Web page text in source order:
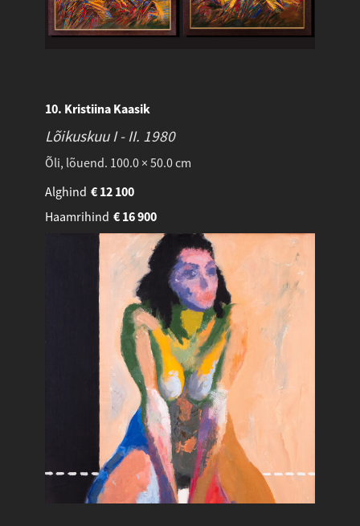
10. Kristiina Kaasik
Lõikuskuu I - II. 1980
Õli, lõuend. 100.0 × 50.0 cm
Alghind
12 100
€
Haamrihind
16 900
€